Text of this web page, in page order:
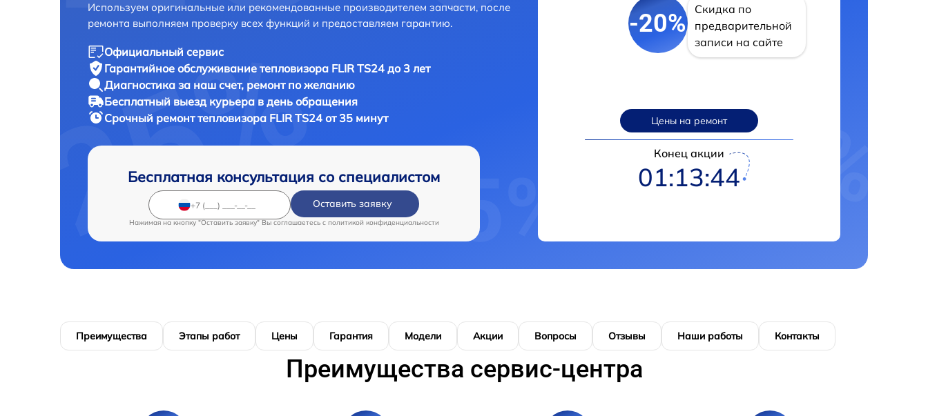
Используем оригинальные или рекомендованные производителем запчасти, после
ремонта выполняем проверку всех функций и предоставляем гарантию.
Официальный сервис
Гарантийное обслуживание тепловизора FLIR TS24 до 3 лет
Диагностика за наш счет, ремонт по желанию
Бесплатный выезд курьера в день обращения
Срочный ремонттепловизора FLIR TS24 от 35 минут
Бесплатная консультация со специалистом
Оставить заявку
Нажимая на кнопку "Оставить заявку" Вы соглашаетесь c политикой конфиденциальности
-20%
Скидка по
предварительной
записи на сайте
Цены на ремонт
Конец акции
01:13:43
Преимущества Этапы работ Цены Гарантия Модели Акции Вопросы Отзывы Наши работы Контакты
Преимущества сервис-центра